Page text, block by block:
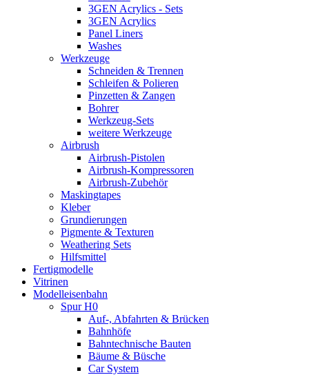
3GEN Acrylics - Sets
3GEN Acrylics
Panel Liners
Washes
Werkzeuge
Schneiden & Trennen
Schleifen & Polieren
Pinzetten & Zangen
Bohrer
Werkzeug-Sets
weitere Werkzeuge
Airbrush
Airbrush-Pistolen
Airbrush-Kompressoren
Airbrush-Zubehör
Maskingtapes
Kleber
Grundierungen
Pigmente & Texturen
Weathering Sets
Hilfsmittel
Fertigmodelle
Vitrinen
Modelleisenbahn
Spur H0
Auf-, Abfahrten & Brücken
Bahnhöfe
Bahntechnische Bauten
Bäume & Büsche
Car System